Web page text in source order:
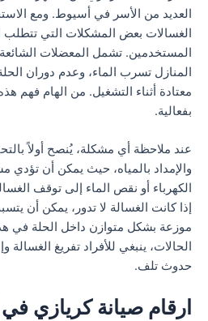
العديد من الأسر في أسيوط. ومع
الغسالات بعض المشكلات التي تتطلب
المستخدمين. تشمل المعضلات الشائعة
المنازل تسرب الماء، وعدم دوران
معتادة أثناء التشغيل. من الهام فهم
بفعالية.
عند ملاحظة أي مشكلة، يُنصح أولاً
والإمداد بالمياه، حيث يمكن أن
الكهرباء أو نقص الماء إلى توقف
إذا كانت الغسالة لا تدور، يمكن أن
موزعة بشكل متوازن داخل الحلة في
الحالات، ينبغي للأفراد تفريغ الغسالة
حدوث تلف.
ارقام صيانة كريازي